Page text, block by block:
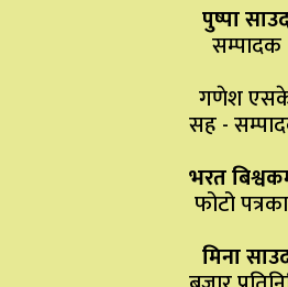
पुष्पा
सम्पादक
गणेश
सह -
भरत
फोटो
मिना